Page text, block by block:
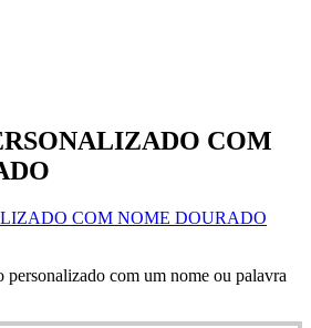
COM
COM NOME DOURADO
personalizado com um nome ou palavra